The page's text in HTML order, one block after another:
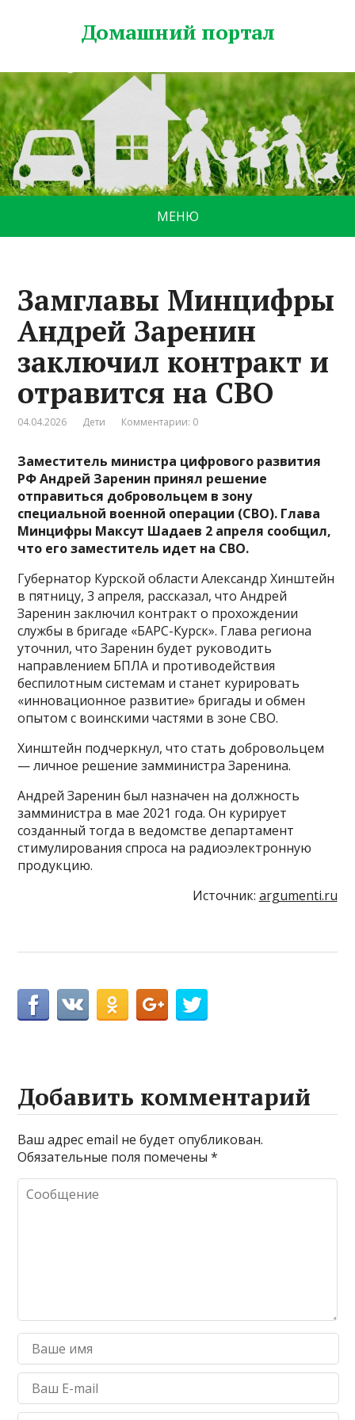
Домашний портал
МЕНЮ
Замглавы Минцифры
Андрей Заренин
заключил контракт и
отравится на СВО
04.04.2026 Дети Комментарии: 0
Заместитель министра цифрового развития
РФ Андрей Заренин принял решение
отправиться добровольцем в зону
специальной военной операции (СВО). Глава
Минцифры Максут Шадаев 2 апреля сообщил,
что его заместитель идет на СВО.
Губернатор Курской области Александр Хинштейн
в пятницу, 3 апреля, рассказал, что Андрей
Заренин заключил контракт о прохождении
службы в бригаде «БАРС-Курск». Глава региона
уточнил, что Заренин будет руководить
направлением БПЛА и противодействия
беспилотным системам и станет курировать
«инновационное развитие» бригады и обмен
опытом с воинскими частями в зоне СВО.
Хинштейн подчеркнул, что стать добровольцем
— личное решение замминистра Заренина.
Андрей Заренин был назначен на должность
замминистра в мае 2021 года. Он курирует
созданный тогда в ведомстве департамент
стимулирования спроса на радиоэлектронную
продукцию.
Источник: argumenti.ru
Добавить комментарий
Ваш адрес email не будет опубликован.
Обязательные поля помечены*